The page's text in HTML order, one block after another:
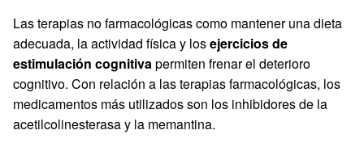
Las terapias no farmacológicas como mantener una dieta
adecuada, la actividad física y losejercicios de
estimulación cognitivapermiten frenar el deterioro
cognitivo. Con relación a las terapias farmacológicas, los
medicamentos más utilizados son los inhibidores de la
acetilcolinesterasa y la memantina.